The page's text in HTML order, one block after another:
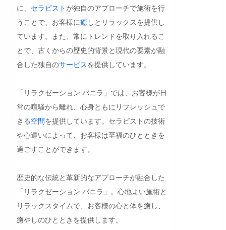
に、 セラピスト が独自のアプローチで施術を行
うことで、お客様に癒 しとリラックスを提供し
ています。また、常にトレンドを取り入れるこ
とで、古くからの歴史的背景と現代の要素が融
合した独自のサービスを提供しています。
「リラクゼーション バニラ」では、お客様が日
常の喧騒から離れ、心身ともにリフレッシュで
きる空間を提供しています。セラピストの技術
や心遣いによって、お客様は至福のひとときを
過ごすことができます。
歴史的な伝統と革新的なアプローチが融合した
「リラクゼーション バニラ」。心地よい施術と
リラックスタイムで、お客様の心と体を癒し、
癒やしのひとときを提供します。